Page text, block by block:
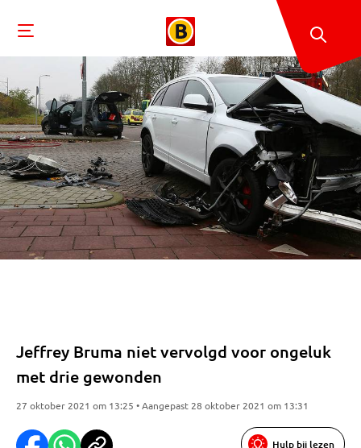
Jeffrey Bruma niet vervolgd voor ongeluk
met drie gewonden
27 oktober 2021 om 13:25 • Aangepast 28 oktober 2021 om 13:31
Hulp bij lezen